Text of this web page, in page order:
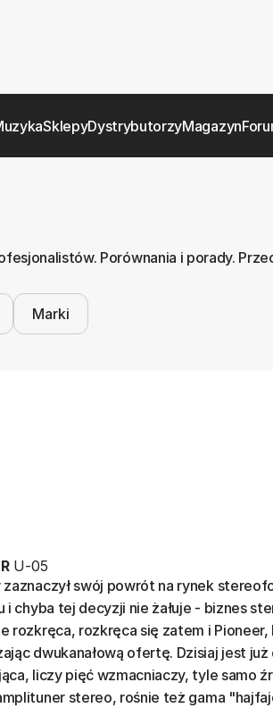
SklepyDystrybutorzyMagazyn
Porównania i porady.
Marki
U-05
zaznaczył swój powrót na rynek
i chyba tej decyzji nie żałuje - biznes
rozkręca, rozkręca się zatem i
dwukanałową ofertę. Dzisiaj jest już
liczy pięć wzmacniaczy, tyle samo
stereo, rośnie też gama